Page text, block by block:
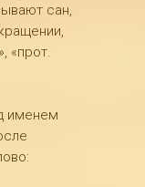
сан,
«прот.
именем